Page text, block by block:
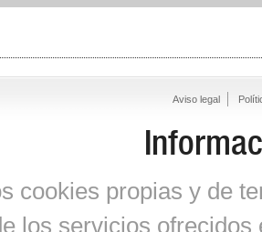
Aviso legal
cookies propias y de
los servicios